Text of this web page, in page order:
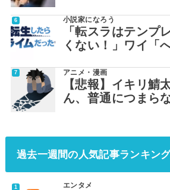
小説家になろう
「転スラはテンプ
くない！」ワイ「
アニメ・漫画
【悲報】イキリ鯖
ん、普通につまら
過去一週間の人気記事ランキン
エンタメ